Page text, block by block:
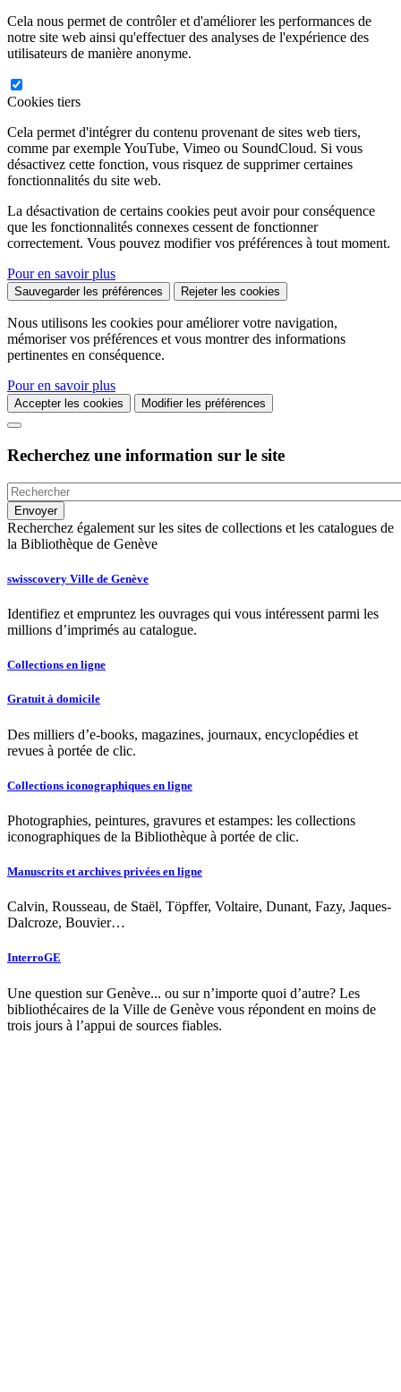
Cela nous permet de contrôler et d'améliorer les performances de
notre site web ainsi qu'effectuer des analyses de l'expérience des
utilisateurs de manière anonyme.
Cookies tiers
Cela permet d'intégrer du contenu provenant de sites web tiers,
comme par exemple YouTube, Vimeo ou SoundCloud. Si vous
désactivez cette fonction, vous risquez de supprimer certaines
fonctionnalités du site web.
La désactivation de certains cookies peut avoir pour conséquence
que les fonctionnalités connexes cessent de fonctionner
correctement. Vous pouvez modifier vos préférences à tout moment.
Pour en savoir plus
Sauvegarder les préférences Rejeter les cookies
Nous utilisons les cookies pour améliorer votre navigation,
mémoriser vos préférences et vous montrer des informations
pertinentes en conséquence.
Pour en savoir plus
Accepter les cookies Modifier les préférences
Recherchez une information sur le site
Recherchez également sur les sites de collections et les catalogues de
la Bibliothèque de Genève
swisscovery Ville de Genève
Identifiez et empruntez les ouvrages qui vous intéressent parmi les
millions d’imprimés au catalogue.
Collections en ligne
Gratuit à domicile
Des milliers d’e-books, magazines, journaux, encyclopédies et
revues à portée de clic.
Collections iconographiques en ligne
Photographies, peintures, gravures et estampes: les collections
iconographiques de la Bibliothèque à portée de clic.
Manuscrits et archives privées en ligne
Calvin, Rousseau, de Staël, Töpffer, Voltaire, Dunant, Fazy, Jaques-
Dalcroze, Bouvier…
InterroGE
Une question sur Genève... ou sur n’importe quoi d’autre? Les
bibliothécaires de la Ville de Genève vous répondent en moins de
trois jours à l’appui de sources fiables.